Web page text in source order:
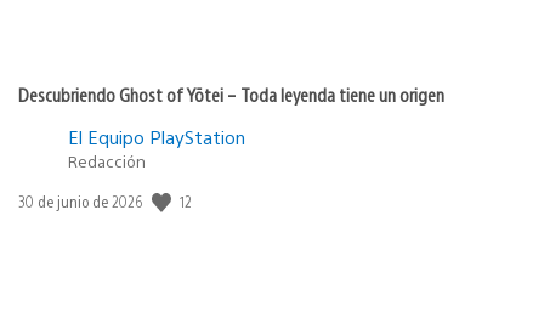
Descubriendo Ghost of Yōtei – Toda leyenda tiene un origen
El Equipo PlayStation
Redacción
Fecha
30 de junio de 2026 12